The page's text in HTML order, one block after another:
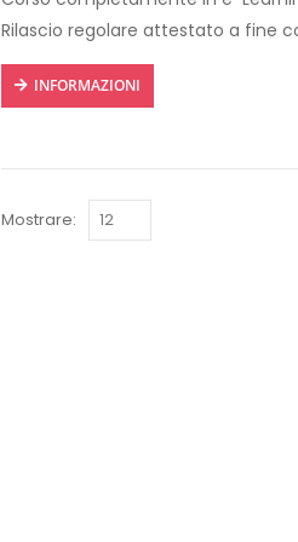
Rilascio regolare attestato a fine
INFORMAZIONI
Mostrare: